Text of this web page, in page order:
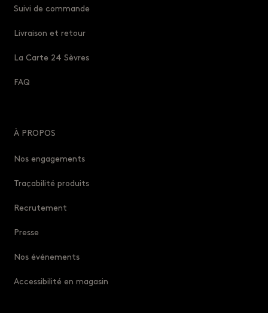
Suivi de commande
Livraison et retour
La Carte 24 Sèvres
FAQ
À PROPOS
Nos engagements
Traçabilité produits
Recrutement
Presse
Nos événements
Accessibilité en magasin